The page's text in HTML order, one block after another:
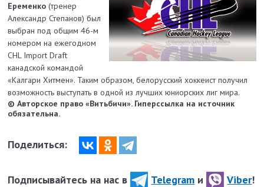
Еременко (тренер
Александр Степанов) был
выбран под общим 46-м
номером на ежегодном
CHL Import Draft
канадской командой
«Калгари Хитмен». Таким образом, белорусский хоккеист получил
возможность выступать в одной из лучших юниорских лиг мира.
© Авторское право «Витьбичи». Гиперссылка на источник
обязательна.
Поделиться:
Подписывайтесь на нас в Telegram и Viber!